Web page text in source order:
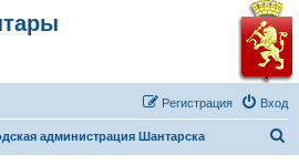
Вход
Регистрация
администрация Шантарска